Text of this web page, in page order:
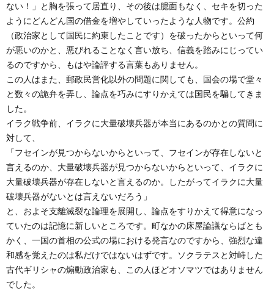
ない！」と胸を張って居直り、その後は臆面もなく、セキを切った
ようにどんどん国の借金を増やしていったような人物です。公約
（政治家として国民に約束したことです）を破ったからといって何
が悪いのかと、悪びれることなく言い放ち、信義を踏みにじってい
るのですから、もはや論評する言葉もありません。
この人はまた、郵政民営化以外の問題に関しても、国会の場で堂々
と数々の詭弁を弄し、論点を巧みにすりかえては国民を騙してきま
した。
イラク戦争前、イラクに大量破壊兵器が本当にあるのかとの質問に
対して、
「フセインが見つからないからといって、フセインが存在しないと
言えるのか、大量破壊兵器が見つからないからといって、イラクに
大量破壊兵器が存在しないと言えるのか。したがってイラクに大量
破壊兵器がないとは言えないだろう」
と、およそ支離滅裂な論理を展開し、論点をすりかえて得意になっ
ていたのは記憶に新しいところです。町なかの床屋論議ならばとも
かく、一国の首相の公式の場における発言なのですから、強烈な違
和感を覚えたのは私だけではないはずです。ソクラテスと対峙した
古代ギリシャの煽動政治家も、この人ほどオソマツではありません
でした。